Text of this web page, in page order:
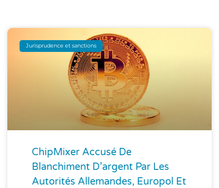
Jurisprudence et sanctions
ChipMixer Accusé De
Blanchiment D’argent Par Les
Autorités Allemandes, Europol Et